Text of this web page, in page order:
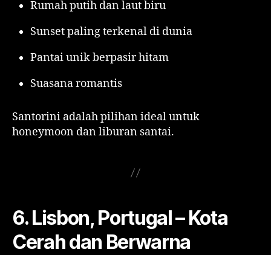
Rumah putih dan laut biru
Sunset paling terkenal di dunia
Pantai unik berpasir hitam
Suasana romantis
Santorini adalah pilihan ideal untuk
honeymoon dan liburan santai.
6. Lisbon, Portugal – Kota
Cerah dan Berwarna